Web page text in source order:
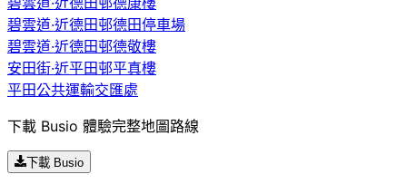
碧雲道·近德田邨德田停車場
碧雲道·近德田邨德敬樓
安田街·近平田邨平真樓
平田公共運輸交匯處
下載 Busio 體驗完整地圖路線
下載 Busio